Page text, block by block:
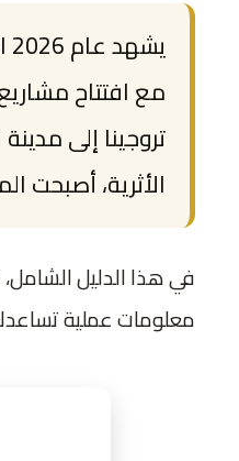
مع افتتاح
تروجينا إلى
الأثرية، أصبحت
معلومات عملية